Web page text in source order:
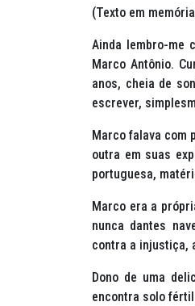
(Texto em
Ainda lembro-me
Marco Antônio.
anos, cheia de
escrever,
Marco falava com
outra em suas
portuguesa,
Marco era a
nunca dantes
contra a injustiça,
Dono de uma
encontra solo